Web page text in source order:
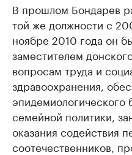
В прошлом Бондарев
той же должности с
ноябре 2010 года он
заместителем
вопросам труда и
здравоохранения,
эпидемиологического
семейной политики,
оказания содействия
соотечественников,